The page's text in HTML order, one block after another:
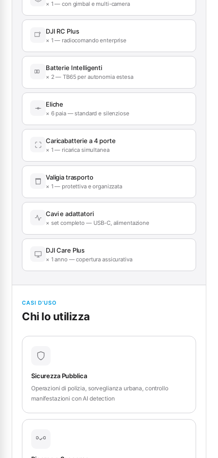
× 1 — con gimbal e multi-camera
DJI RC Plus
× 1 — radiocomando enterprise
Batterie Intelligenti
× 2 — TB65 per autonomia estesa
Eliche
× 6 paia — standard e silenziose
Caricabatterie a 4 porte
× 1 — ricarica simultanea
Valigia trasporto
× 1 — protettiva e organizzata
Cavi e adattatori
× set completo — USB-C, alimentazione
DJI Care Plus
× 1 anno — copertura assicurativa
CASI D’USO
Chi lo utilizza
Sicurezza Pubblica
Operazioni di polizia, sorveglianza urbana, controllo
manifestazioni con AI detection